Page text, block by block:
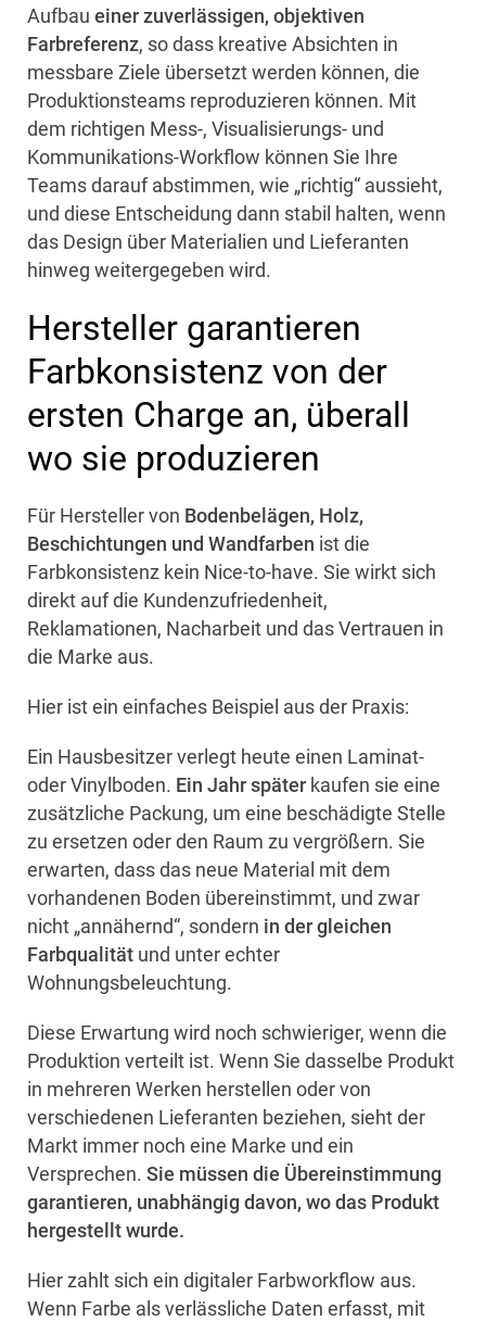
Aufbau einer zuverlässigen, objektiven
Farbreferenz, so dass kreative Absichten in
messbare Ziele übersetzt werden können, die
Produktionsteams reproduzieren können. Mit
dem richtigen Mess-, Visualisierungs- und
Kommunikations-Workflow können Sie Ihre
Teams darauf abstimmen, wie „richtig“ aussieht,
und diese Entscheidung dann stabil halten, wenn
das Design über Materialien und Lieferanten
hinweg weitergegeben wird.
Hersteller garantieren
Farbkonsistenz von der
ersten Charge an, überall
wo sie produzieren
Für Hersteller von Bodenbelägen, Holz,
Beschichtungen und Wandfarben ist die
Farbkonsistenz kein Nice-to-have. Sie wirkt sich
direkt auf die Kundenzufriedenheit,
Reklamationen, Nacharbeit und das Vertrauen in
die Marke aus.
Hier ist ein einfaches Beispiel aus der Praxis:
Ein Hausbesitzer verlegt heute einen Laminat-
oder Vinylboden. Ein Jahr später kaufen sie eine
zusätzliche Packung, um eine beschädigte Stelle
zu ersetzen oder den Raum zu vergrößern. Sie
erwarten, dass das neue Material mit dem
vorhandenen Boden übereinstimmt, und zwar
nicht „annähernd“, sondern in der gleichen
Farbqualität und unter echter
Wohnungsbeleuchtung.
Diese Erwartung wird noch schwieriger, wenn die
Produktion verteilt ist. Wenn Sie dasselbe Produkt
in mehreren Werken herstellen oder von
verschiedenen Lieferanten beziehen, sieht der
Markt immer noch eine Marke und ein
Versprechen. Sie müssen die Übereinstimmung
garantieren, unabhängig davon, wo das Produkt
hergestellt wurde.
Hier zahlt sich ein digitaler Farbworkflow aus.
Wenn Farbe als verlässliche Daten erfasst, mit